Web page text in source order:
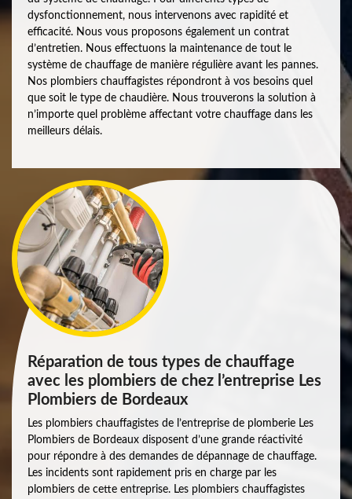
dysfonctionnement, nous intervenons avec rapidité et
efficacité. Nous vous proposons également un contrat
d’entretien. Nous effectuons la maintenance de tout le
système de chauffage de manière régulière avant les pannes.
Nos plombiers chauffagistes répondront à vos besoins quel
que soit le type de chaudière. Nous trouverons la solution à
n’importe quel problème affectant votre chauffage dans les
meilleurs délais.
Réparation de tous types de chauffage
avec les plombiers de chez l’entreprise Les
Plombiers de Bordeaux
Les plombiers chauffagistes de l’entreprise de plomberie Les
Plombiers de Bordeaux disposent d’une grande réactivité
pour répondre à des demandes de dépannage de chauffage.
Les incidents sont rapidement pris en charge par les
plombiers de cette entreprise. Les plombiers chauffagistes